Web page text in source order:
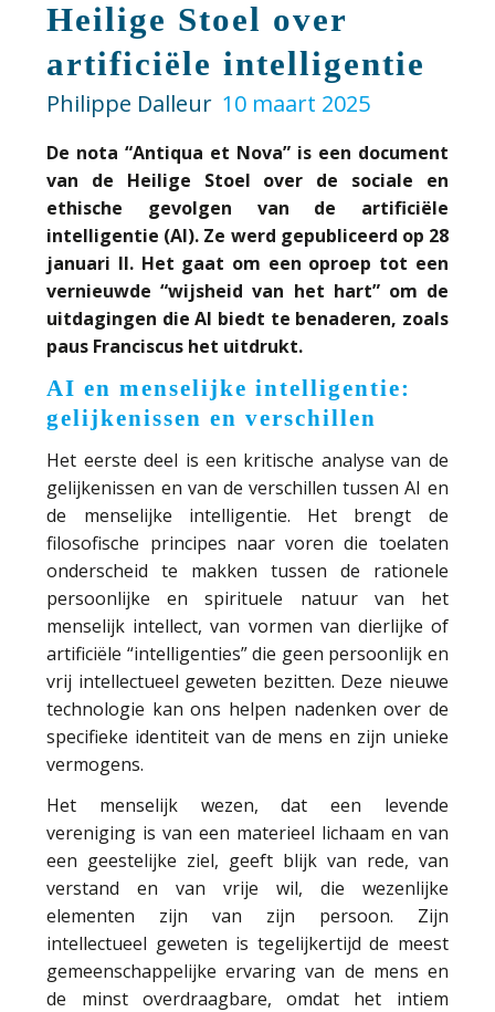
Heilige Stoel over
artificiële intelligentie
Philippe Dalleur 10 maart 2025
De nota “Antiqua et Nova” is een document
van de Heilige Stoel over de sociale en
ethische gevolgen van de artificiële
intelligentie (AI). Ze werd gepubliceerd op 28
januari ll. Het gaat om een oproep tot een
vernieuwde “wijsheid van het hart” om de
uitdagingen die AI biedt te benaderen, zoals
paus Franciscus het uitdrukt.
AI en menselijke intelligentie:
gelijkenissen en verschillen
Het eerste deel is een kritische analyse van de
gelijkenissen en van de verschillen tussen AI en
de menselijke intelligentie. Het brengt de
filosofische principes naar voren die toelaten
onderscheid te makken tussen de rationele
persoonlijke en spirituele natuur van het
menselijk intellect, van vormen van dierlijke of
artificiële “intelligenties” die geen persoonlijk en
vrij intellectueel geweten bezitten. Deze nieuwe
technologie kan ons helpen nadenken over de
specifieke identiteit van de mens en zijn unieke
vermogens.
Het menselijk wezen, dat een levende
vereniging is van een materieel lichaam en van
een geestelijke ziel, geeft blijk van rede, van
verstand en van vrije wil, die wezenlijke
elementen zijn van zijn persoon. Zijn
intellectueel geweten is tegelijkertijd de meest
gemeenschappelijke ervaring van de mens en
de minst overdraagbare, omdat het intiem